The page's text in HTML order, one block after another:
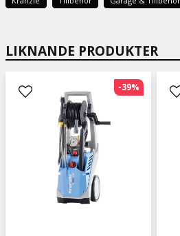
LIKNANDE PRODUKTER
-39%